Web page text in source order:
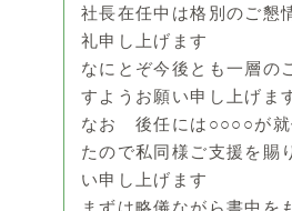
社長在任中は格別のご懇
礼申し上げます
なにとぞ今後とも一層の
すようお願い申し上げま
なお 後任には○○○○が就
たので私同様ご支援を賜
い申し上げます
まずは略儀ながら書中を